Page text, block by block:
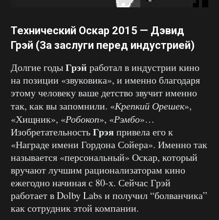
Технический Оскар 2015 — Дэвид
Грэй (За заслуги перед индустрией)
Долгие годыГрэй работал в индустрии кино
на позиции «звуковика», и именно благодаря
этому человеку ваше детство звучит именно
так, как вы запомнили. «Крепкий Орешек»,
«Хищник», «Робокоп», «Рэмбо»…
ИзобретательностьГрэяпривела его к
«Награде имени Гордона Сойера». Именно так
называется «персональный» Оскар, который
вручают лучшим рационализаторам кино
ежегодно начиная с 80-х. Сейчас Грэй
работает в Dolby Labs и получил “болванчика”
как сотрудник этой компании.